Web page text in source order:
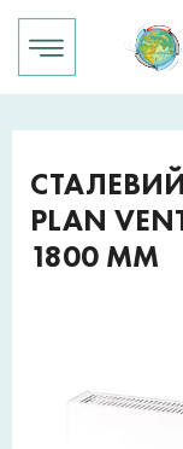
PLAN
1800 ММ